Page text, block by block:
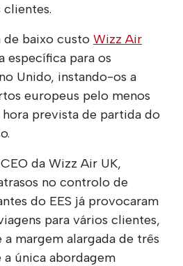
clientes.
de baixo custo Wizz Air
específica para os
Unido, instando-os a
europeus pelo menos
hora prevista de partida do
da Wizz Air UK,
no controlo de
do EES já provocaram
para vários clientes,
margem alargada de três
a única abordagem